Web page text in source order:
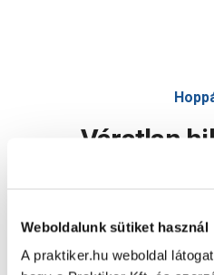
Weboldalunk sütiket használ
A praktiker.hu weboldal
Váratlan
Oldal